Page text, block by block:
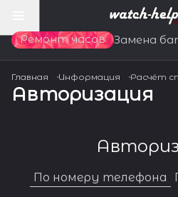
Ремонт часов Замена
Главная Информация Расчёт
Авторизация
По номеру телефона